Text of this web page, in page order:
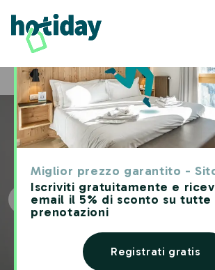
Miglior prezzo garantito -
Iscriviti gratuitamente e
email il 5% di sconto su
prenotazioni
Registrati gratis
Home Hotels Hotiday Trieste Corso Italia